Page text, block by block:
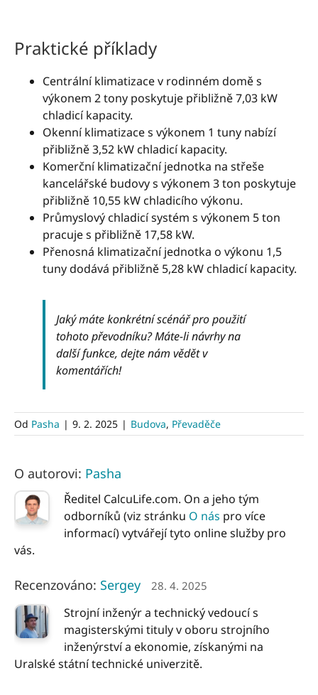
Praktické příklady
Centrální klimatizace v rodinném domě s
výkonem 2 tony poskytuje přibližně 7,03 kW
chladicí kapacity.
Okenní klimatizace s výkonem 1 tuny nabízí
přibližně 3,52 kW chladicí kapacity.
Komerční klimatizační jednotka na střeše
kancelářské budovy s výkonem 3 ton poskytuje
přibližně 10,55 kW chladicího výkonu.
Průmyslový chladicí systém s výkonem 5 ton
pracuje s přibližně 17,58 kW.
Přenosná klimatizační jednotka o výkonu 1,5
tuny dodává přibližně 5,28 kW chladicí kapacity.
Jaký máte konkrétní scénář pro použití
tohoto převodníku? Máte-li návrhy na
další funkce, dejte nám vědět v
komentářích!
Od Pasha | 9. 2. 2025 | Budova, Převaděče
O autorovi: Pasha
Ředitel CalcuLife.com. On a jeho tým
odborníků (viz stránku O nás pro více
informací) vytvářejí tyto online služby pro
vás.
Recenzováno: Sergey 28. 4. 2025
Strojní inženýr a technický vedoucí s
magisterskými tituly v oboru strojního
inženýrství a ekonomie, získanými na
Uralské státní technické univerzitě.